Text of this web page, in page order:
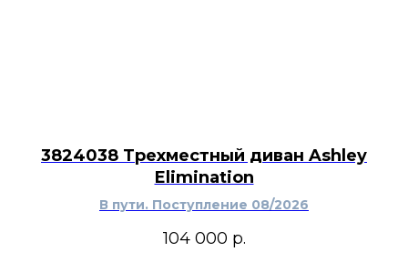
3824038 Трехместный диван Ashley
Elimination
В пути. Поступление 08/2026
104 000 р.